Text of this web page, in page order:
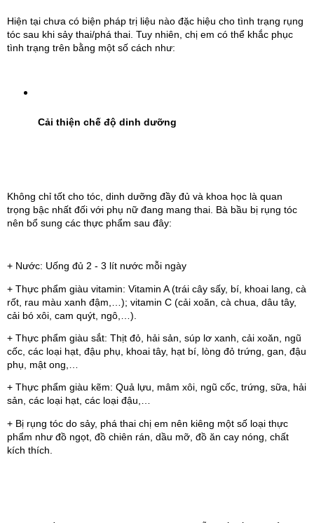
Hiện tại chưa có biện pháp trị liệu nào đặc hiệu cho tình trạng rụng
tóc sau khi sảy thai/phá thai. Tuy nhiên, chị em có thể khắc phục
tình trạng trên bằng một số cách như:
Cải thiện chế độ dinh dưỡng
Không chỉ tốt cho tóc, dinh dưỡng đầy đủ và khoa học là quan
trọng bậc nhất đối với phụ nữ đang mang thai. Bà bầu bị rụng tóc
nên bổ sung các thực phẩm sau đây:
+ Nước: Uống đủ 2 - 3 lít nước mỗi ngày
+ Thực phẩm giàu vitamin: Vitamin A (trái cây sấy, bí, khoai lang, cà
rốt, rau màu xanh đậm,…); vitamin C (cải xoăn, cà chua, dâu tây,
cải bó xôi, cam quýt, ngô,…).
+ Thực phẩm giàu sắt: Thịt đỏ, hải sản, súp lơ xanh, cải xoăn, ngũ
cốc, các loại hạt, đậu phụ, khoai tây, hạt bí, lòng đỏ trứng, gan, đậu
phụ, mật ong,…
+ Thực phẩm giàu kẽm: Quả lựu, mâm xôi, ngũ cốc, trứng, sữa, hải
sản, các loại hạt, các loại đậu,…
+ Bị rụng tóc do sảy, phá thai chị em nên kiêng một số loại thực
phẩm như đồ ngọt, đồ chiên rán, dầu mỡ, đồ ăn cay nóng, chất
kích thích.